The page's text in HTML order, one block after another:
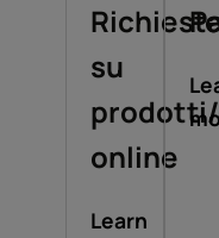
su
online
Learn